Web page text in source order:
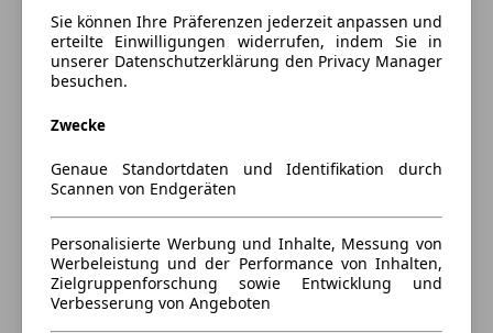
Sie können Ihre Präferenzen jederzeit anpassen und
erteilte Einwilligungen widerrufen, indem Sie in
unserer Datenschutzerklärung den Privacy Manager
besuchen.
Zwecke
Genaue Standortdaten und Identifikation durch
Scannen von Endgeräten
Personalisierte Werbung und Inhalte, Messung von
Werbeleistung und der Performance von Inhalten,
Zielgruppenforschung sowie Entwicklung und
Verbesserung von Angeboten